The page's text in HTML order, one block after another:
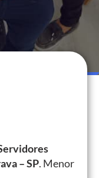
– SP. Menor